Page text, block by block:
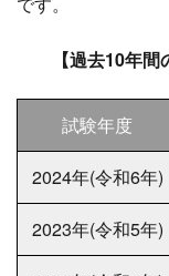
【過去10年間
試験年度
2024年(令和6年)
2023年(令和5年)